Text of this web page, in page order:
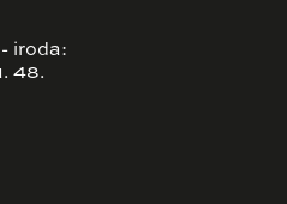
iroda:
48.